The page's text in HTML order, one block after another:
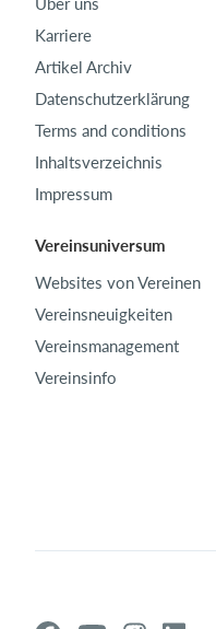
Karriere
Artikel Archiv
Datenschutzerklärung
Terms and conditions
Inhaltsverzeichnis
Impressum
Vereinsuniversum
Websites von Vereinen
Vereinsneuigkeiten
Vereinsmanagement
Vereinsinfo